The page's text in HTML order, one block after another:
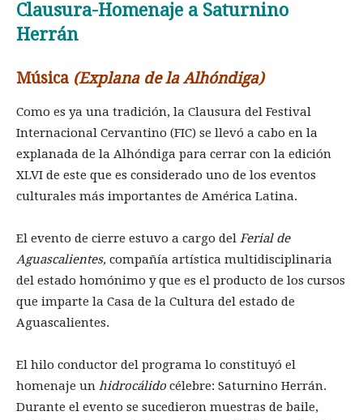
Clausura-Homenaje a Saturnino
Herrán
Música (Explana de la Alhóndiga)
Como es ya una tradición, la Clausura del Festival
Internacional Cervantino (FIC) se llevó a cabo en la
explanada de la Alhóndiga para cerrar con la edición
XLVI de este que es considerado uno de los eventos
culturales más importantes de América Latina.
El evento de cierre estuvo a cargo del Ferial de
Aguascalientes, compañía artística multidisciplinaria
del estado homónimo y que es el producto de los cursos
que imparte la Casa de la Cultura del estado de
Aguascalientes.
El hilo conductor del programa lo constituyó el
homenaje un hidrocálido célebre: Saturnino Herrán.
Durante el evento se sucedieron muestras de baile,